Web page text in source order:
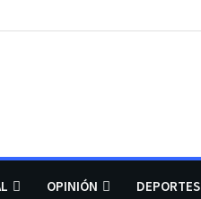
OPINIÓN DEPORTES